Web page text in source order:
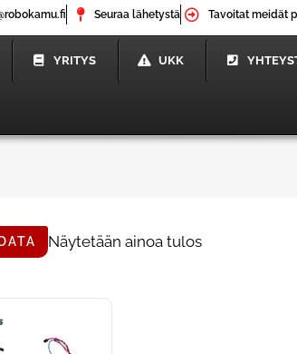
Seuraa lähetystä Tavoitat meidät
YRITYS UKK
Näytetään ainoa tulos